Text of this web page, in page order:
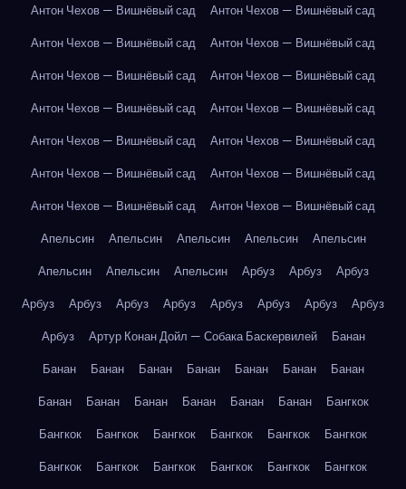
Антон Чехов — Вишнёвый сад
Антон Чехов — Вишнёвый сад
Антон Чехов — Вишнёвый сад
Антон Чехов — Вишнёвый сад
Антон Чехов — Вишнёвый сад
Антон Чехов — Вишнёвый сад
Антон Чехов — Вишнёвый сад
Антон Чехов — Вишнёвый сад
Антон Чехов — Вишнёвый сад
Антон Чехов — Вишнёвый сад
Антон Чехов — Вишнёвый сад
Антон Чехов — Вишнёвый сад
Антон Чехов — Вишнёвый сад
Антон Чехов — Вишнёвый сад
Апельсин
Апельсин Апельсин Апельсин
Апельсин
Апельсин
Апельсин Апельсин Арбуз Арбуз
Арбуз
Арбуз
Арбуз Арбуз Арбуз Арбуз Арбуз Арбуз
Арбуз
Арбуз
Артур Конан Дойл — Собака Баскервилей
Банан
Банан
Банан Банан Банан Банан Банан
Банан
Банан
Банан Банан Банан Банан Банан
Бангкок
Бангкок
Бангкок Бангкок Бангкок Бангкок
Бангкок
Бангкок
Бангкок Бангкок Бангкок Бангкок Бангкок